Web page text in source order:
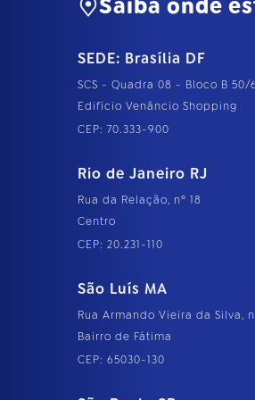
Saiba onde
SEDE: Brasília DF
SCS - Quadra 08 - Bloco B 50/
Edifício Venâncio Shopping
CEP: 70.333-900
Rio de Janeiro RJ
Rua da Relação, nº 18
Centro
CEP: 20.231-110
São Luís MA
Rua Armando Vieira da Silva,
Bairro de Fátima
CEP: 65030-130